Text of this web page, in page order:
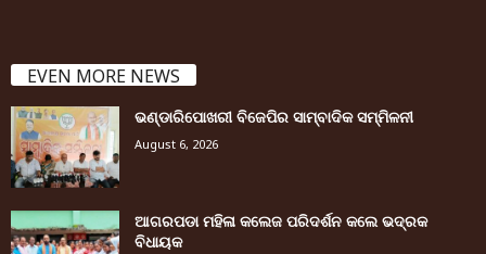
EVEN MORE NEWS
ଭଣ୍ଡାରିପୋଖରୀ ବିଜେପିର ସାମ୍ବାଦିକ ସମ୍ମିଳନୀ
August 6, 2026
ଆଗରପଡା ମହିଳା କଲେଜ ପରିଦର୍ଶନ କଲେ ଭଦ୍ରକ
ବିଧାୟକ